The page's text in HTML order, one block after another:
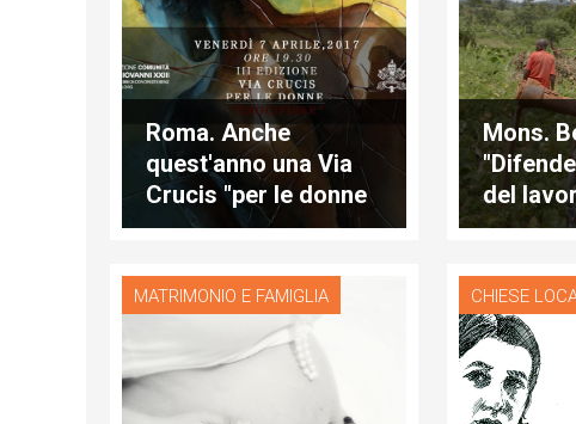
Roma. Anche
quest'anno una Via
Crucis "per le donne
crocifisse"
Mons.
del
liberi"
MATRIMONIO E FAMIGLIA CHIESE